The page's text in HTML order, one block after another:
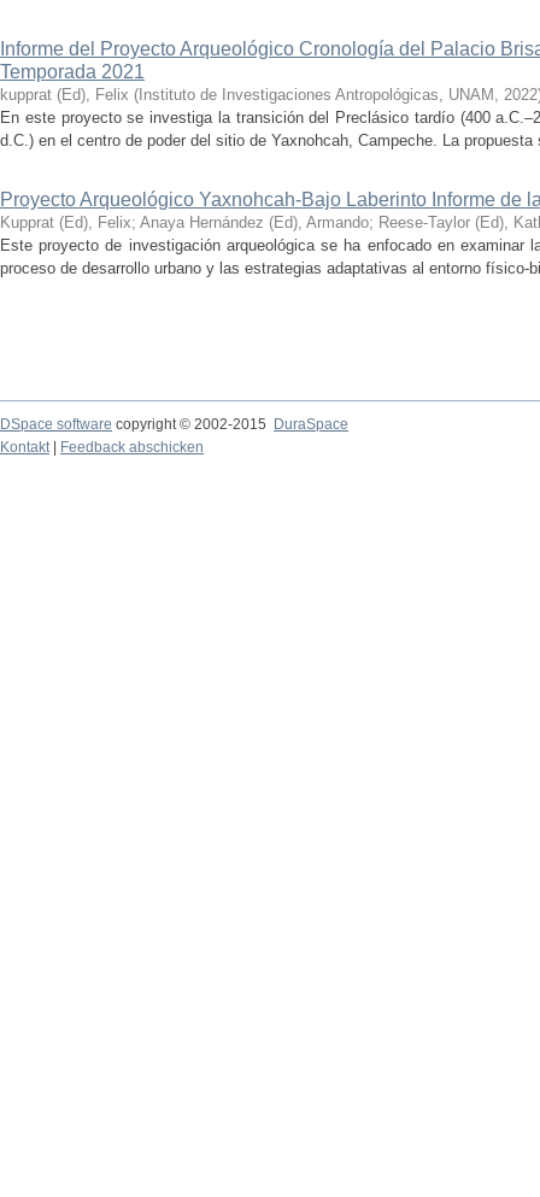
Informe del Proyecto Arqueológico Cronología del Palacio
Temporada 2021
kupprat (Ed), Felix ( Instituto de Investigaciones Antropológicas, UNAM , 2022
En este proyecto se investiga la transición del Preclásico tardío (400
d.C.) en el centro de poder del sitio de Yaxnohcah, Campeche. La
Proyecto Arqueológico Yaxnohcah-Bajo Laberinto Informe de
Kupprat (Ed), Felix; Anaya Hernández (Ed), Armando; Reese-Taylor (Ed),
Este proyecto de investigación arqueológica se ha enfocado en examinar
proceso de desarrollo urbano y las estrategias adaptativas al entorno físico-
DSpace software copyright © 2002-2015
DuraSpace
Kontakt| Feedback abschicken